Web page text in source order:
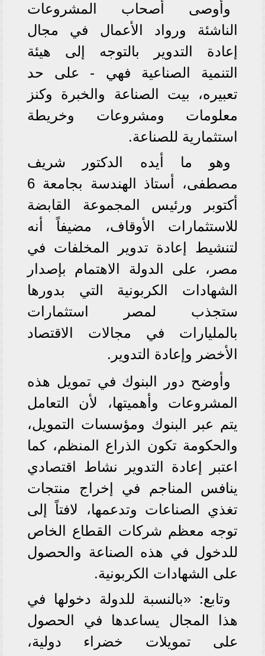
وأوصى أصحاب المشروعات
الناشئة ورواد الأعمال في مجال
إعادة التدوير بالتوجه إلى هيئة
التنمية الصناعية فهي - على حد
تعبيره، بيت الصناعة والخبرة وكنز
معلومات ومشروعات وخريطة
استثمارية للصناعة.
وهو ما أيده الدكتور شريف
مصطفى، أستاذ الهندسة بجامعة 6
أكتوبر ورئيس المجموعة القابضة
للاستثمارات الأوقاف، مضيفاً أنه
لتنشيط إعادة تدوير المخلفات في
مصر، على الدولة الاهتمام بإصدار
الشهادات الكربونية التي بدورها
ستجذب لمصر استثمارات
بالمليارات في مجالات الاقتصاد
الأخضر وإعادة التدوير.
وأوضح دور البنوك في تمويل هذه
المشروعات وأهميتها، لأن التعامل
يتم عبر البنوك ومؤسسات التمويل،
والحكومة تكون الذراع المنظم، كما
اعتبر إعادة التدوير نشاط اقتصادي
ينافس المناجم في إخراج منتجات
تغذي الصناعات وتدعمها، لافتاً إلى
توجه معظم شركات القطاع الخاص
للدخول في هذه الصناعة والحصول
على الشهادات الكربونية.
وتابع: «بالنسبة للدولة دخولها في
هذا المجال يساعدها في الحصول
على تمويلات خضراء دولية،